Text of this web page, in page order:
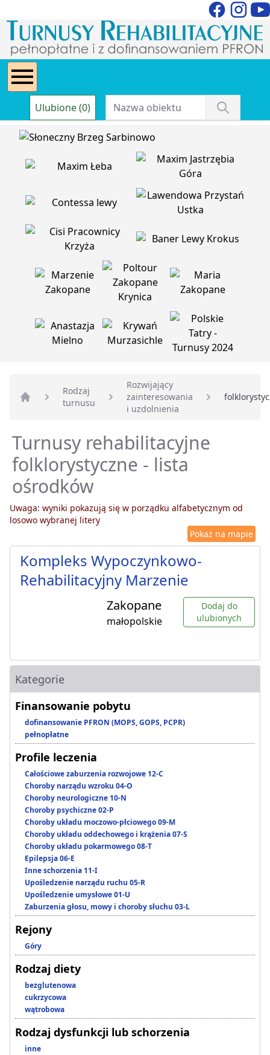
Ulubione (0)
Strona główna
Rodzaj
turnusu
Rozwijający
zainteresowania
i uzdolnienia
Turnusy rehabilitacyjne
folklorystyczne - lista
ośrodków
Uwaga: wyniki pokazują się w porządku alfabetycznym od
losowo wybranej litery
Pokaż na mapie
Kompleks Wypoczynkowo-
Rehabilitacyjny Marzenie
Zakopane
małopolskie
Dodaj do
ulubionych
Kategorie
Finansowanie pobytu
dofinansowanie PFRON (MOPS, GOPS, PCPR)
pełnopłatne
Profile leczenia
Całościowe zaburzenia rozwojowe 12-C
Choroby narządu wzroku 04-O
Choroby neurologiczne 10-N
Choroby psychiczne 02-P
Choroby układu moczowo-płciowego 09-M
Choroby układu oddechowego i krążenia 07-S
Choroby układu pokarmowego 08-T
Epilepsja 06-E
Inne schorzenia 11-I
Upośledzenie narządu ruchu 05-R
Upośledzenie umysłowe 01-U
Zaburzenia głosu, mowy i choroby słuchu 03-L
Rejony
Góry
Rodzaj diety
bezglutenowa
cukrzycowa
wątrobowa
Rodzaj dysfunkcji lub schorzenia
inne